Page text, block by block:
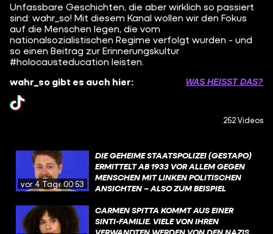
Unfassbare Geschichten, die aber wirklich so passiert
sind: wahr_so! Mit diesem Kanal wollen wir den Fokus
auf die Menschen legen, die vom
nationalsozialistischen Regime verfolgt wurden - und
so einen Beitrag zur Erinnerungskultur
#holocausteducation leisten.
wahr_so gibt es auch hier:
WAS HEISST DAS?
252 Videos
vor 4 Tagen00:53
DIE GEHEIME STAATSPOLIZEI (GESTAPO)
ERMITTELT AB 1933 VOR ALLEM GEGEN
MENSCHEN MIT LINKEN POLITISCHEN
ANSICHTEN – ALSO ZUM BEISPIEL
SOZIALDEMOKRATEN. SPÄTER DANN VOR
ALLEM GEGEN JUDEN. DIE GESTAPO
DARF PRAKTISCH ALLES – LEUTE
CARMEN SPITTA KOMMT AUS EINER
SINTI-FAMILIE. VIELE VON IHREN
VERWANDTEN WERDEN VON DEN NAZIS